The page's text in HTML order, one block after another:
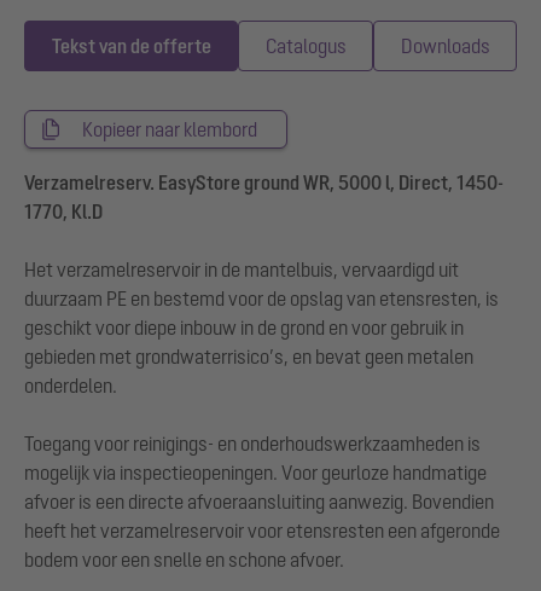
Tekst van de offerte Catalogus Downloads
Kopieer naar klembord
Verzamelreserv. EasyStore ground WR, 5000 l, Direct, 1450-
1770, Kl.D
Het verzamelreservoir in de mantelbuis, vervaardigd uit
duurzaam PE en bestemd voor de opslag van etensresten, is
geschikt voor diepe inbouw in de grond en voor gebruik in
gebieden met grondwaterrisico’s, en bevat geen metalen
onderdelen.
Toegang voor reinigings- en onderhoudswerkzaamheden is
mogelijk via inspectieopeningen. Voor geurloze handmatige
afvoer is een directe afvoeraansluiting aanwezig. Bovendien
heeft het verzamelreservoir voor etensresten een afgeronde
bodem voor een snelle en schone afvoer.